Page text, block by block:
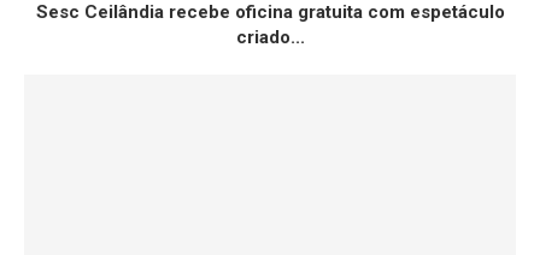
Sesc Ceilândia recebe oficina gratuita com espetáculo
criado...